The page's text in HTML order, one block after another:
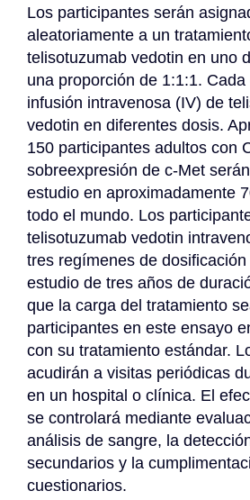
Los participantes serán
aleatoriamente a un
telisotuzumab vedotin en uno
una proporción de 1:1:1.
infusión intravenosa (IV) de
vedotin en diferentes dosis.
150 participantes adultos con
sobreexpresión de c-Met
estudio en aproximadamente
todo el mundo. Los
telisotuzumab vedotin
tres regímenes de
estudio de tres años de
que la carga del tratamiento
participantes en este ensayo
con su tratamiento estándar.
acudirán a visitas periódicas
en un hospital o clínica. El
se controlará mediante
análisis de sangre, la
secundarios y la
cuestionarios.